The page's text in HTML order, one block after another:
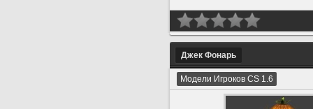
Джек Фонарь
Модели Игроков CS 1.6